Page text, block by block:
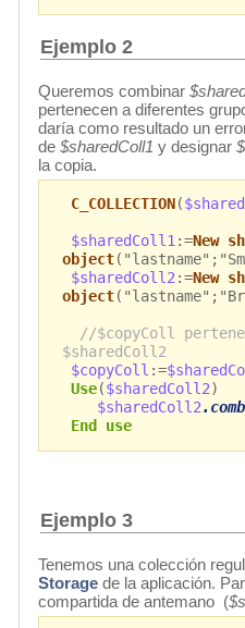
Ejemplo 2
Queremos combinar
pertenecen a diferentes
daría como resultado un
de $sharedColl1 y designar
la copia.
C_COLLECTION(
$sharedColl1:=New
object
$sharedColl2:=New
object
//$copyColl
$sharedColl2
$copyColl :=
Use($sharedColl2)
$sharedColl2
End use
Ejemplo 3
Tenemos una colección
Storage de la aplicación.
compartida de antemano (